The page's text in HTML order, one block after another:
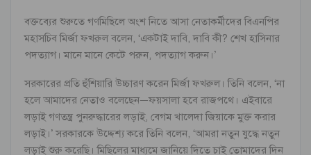
বক্তব্যের শুরুতে গণমিছিলে অংশ নিতে আসা নেতাকর্মীদের বিএনপির
মহাসচিব মির্জা ফখরুল বলেন, ‘একটাই দাবি, দাবি কী? শেখ হাসিনার
পদত্যাগ। মানে মানে কেটে পরুন, পদত্যাগ করুন।’
সরকারের প্রতি হুঁশিয়ারি উচ্চারণ করেন মির্জা ফখরুল। তিনি বলেন, ‘না
হলে আমাদের নেতাও বলেছেন—ফয়সালা হবে রাজপথে। এইবারে
লড়াই গণতন্ত্র পুনরুদ্ধারের লড়াই, বেগম খালেদা জিয়াকে মুক্ত করার
লড়াই।’ সরকারকে উদ্দেশ্য করে তিনি বলেন, ‘আমরা নতুন যুদ্ধে নতুন
লড়াই শুরু করেছি। মিছিলের মাধ্যমে জানিয়ে দিতে চাই তোমাদের দিন